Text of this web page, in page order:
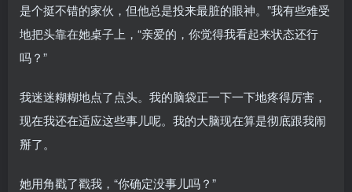
是个挺不错的家伙，但他总是投来最脏的眼神。”我有些难受
地把头靠在她桌子上，“亲爱的，你觉得我看起来状态还行
吗？”
我迷迷糊糊地点了点头。我的脑袋正一下一下地疼得厉害，
现在我还在适应这些事儿呢。我的大脑现在算是彻底跟我闹
掰了。
她用角戳了戳我，“你确定没事儿吗？”